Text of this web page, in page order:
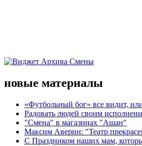
новые материалы
«Футбольный бог» все видит,
Радовать людей своим
"Смена" в магазинах "Ашан"
Максим Аверин: "Театр
С Праздником наших мам,